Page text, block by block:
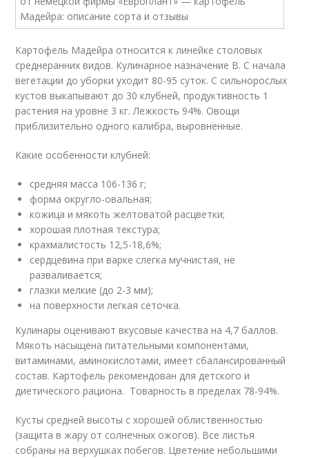
Картофель Мадейра относится к линейке столовых
среднеранних видов. Кулинарное назначение В. С начала
вегетации до уборки уходит 80-95 суток. С сильнорослых
кустов выкапывают до 30 клубней, продуктивность 1
растения на уровне 3 кг. Лежкость 94%. Овощи
приблизительно одного калибра, выровненные.
Какие особенности клубней:
средняя масса 106-136 г;
форма округло-овальная;
кожица и мякоть желтоватой расцветки;
хорошая плотная текстура;
крахмалистость 12,5-18,6%;
сердцевина при варке слегка мучнистая, не
разваливается;
глазки мелкие (до 2-3 мм);
на поверхности легкая сеточка.
Кулинары оценивают вкусовые качества на 4,7 баллов.
Мякоть насыщена питательными компонентами,
витаминами, аминокислотами, имеет сбалансированный
состав. Картофель рекомендован для детского и
диетического рациона. Товарность в пределах 78-94%.
Кусты средней высоты с хорошей облиственностью
(защита в жару от солнечных ожогов). Все листья
собраны на верхушках побегов. Цветение небольшими